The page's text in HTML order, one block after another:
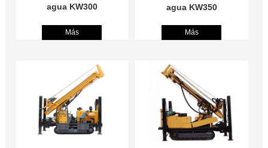
agua KW300
Más
agua KW350
Más